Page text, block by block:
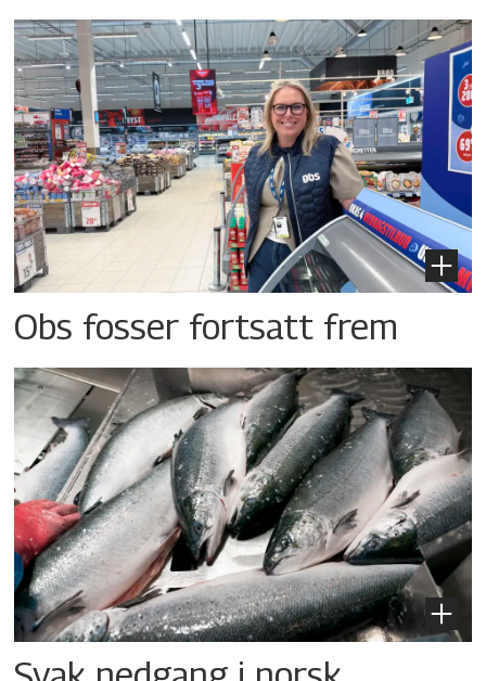
Obs fosser fortsatt frem